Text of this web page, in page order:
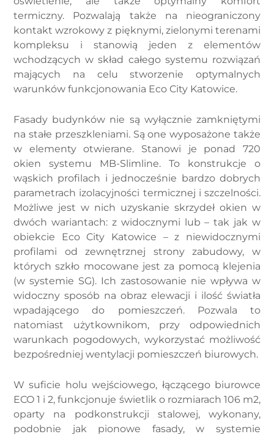
termiczny. Pozwalają także na nieograniczony
kontakt wzrokowy z pięknymi, zielonymi terenami
kompleksu i stanowią jeden z elementów
wchodzących w skład całego systemu rozwiązań
mających na celu stworzenie optymalnych
warunków funkcjonowania Eco City Katowice.
Fasady budynków nie są wyłącznie zamkniętymi
na stałe przeszkleniami. Są one wyposażone także
w elementy otwierane. Stanowi je ponad 720
okien systemu MB-Slimline. To konstrukcje o
wąskich profilach i jednocześnie bardzo dobrych
parametrach izolacyjności termicznej i szczelności.
Możliwe jest w nich uzyskanie skrzydeł okien w
dwóch wariantach: z widocznymi lub – tak jak w
obiekcie Eco City Katowice – z niewidocznymi
profilami od zewnętrznej strony zabudowy, w
których szkło mocowane jest za pomocą klejenia
(w systemie SG). Ich zastosowanie nie wpływa w
widoczny sposób na obraz elewacji i ilość światła
wpadającego do pomieszczeń. Pozwala to
natomiast użytkownikom, przy odpowiednich
warunkach pogodowych, wykorzystać możliwość
bezpośredniej wentylacji pomieszczeń biurowych.
W suficie holu wejściowego, łączącego biurowce
ECO 1 i 2, funkcjonuje świetlik o rozmiarach 106 m2,
oparty na podkonstrukcji stalowej, wykonany,
podobnie jak pionowe fasady, w systemie